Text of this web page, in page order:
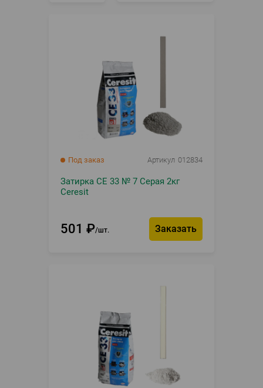
Под заказ Артикул 012834
Затирка CE 33 № 7 Серая 2кг
Ceresit
501 ₽ шт. Заказать